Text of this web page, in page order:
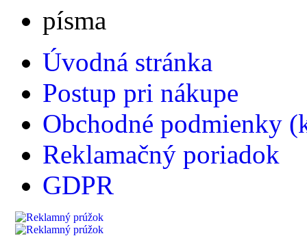
Úvodná stránka
Postup pri nákupe
Obchodné podmienky
Reklamačný poriadok
GDPR